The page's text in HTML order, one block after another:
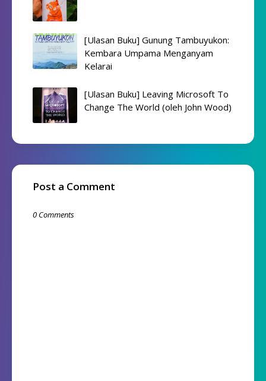
[Ulasan Buku] Gunung Tambuyukon:
Kembara Umpama Menganyam
Kelarai
[Ulasan Buku] Leaving Microsoft To
Change The World (oleh John Wood)
Post a Comment
0 Comments